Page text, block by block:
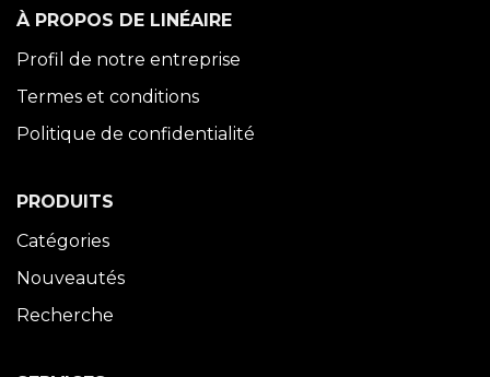
À PROPOS DE LINÉAIRE
Profil de notre entreprise
Termes et conditions
Politique de confidentialité
PRODUITS
Catégories
Nouveautés
Recherche